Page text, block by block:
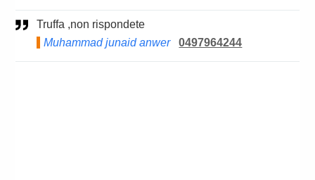
Truffa ,non rispondete
Muhammad junaid anwer
0497964244